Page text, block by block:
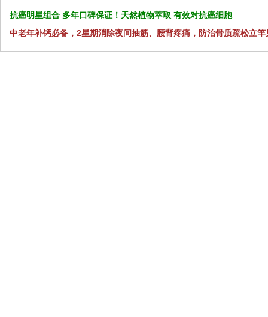
抗癌明星组合 多年口碑保证！天然植物萃取 有效对抗癌细胞
中老年补钙必备，2星期消除夜间抽筋、腰背疼痛，防治骨质疏松立竿